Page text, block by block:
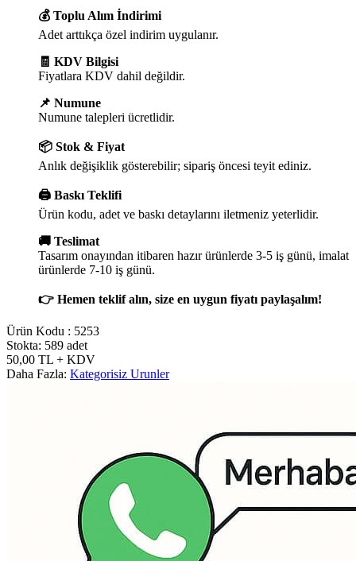
💰 Toplu Alım İndirimi
Adet arttıkça özel indirim uygulanır.
🧾 KDV Bilgisi
Fiyatlara KDV dahil değildir.
📌 Numune
Numune talepleri ücretlidir.
📦 Stok & Fiyat
Anlık değişiklik gösterebilir; sipariş öncesi teyit ediniz.
🖨️ Baskı Teklifi
Ürün kodu, adet ve baskı detaylarını iletmeniz yeterlidir.
🚚 Teslimat
Tasarım onayından itibaren hazır ürünlerde 3-5 iş günü, imalat
ürünlerde 7-10 iş günü.
👉 Hemen teklif alın, size en uygun fiyatı paylaşalım!
Ürün Kodu : 5253
Stokta: 589 adet
50,00 TL + KDV
Daha Fazla: Kategorisiz Urunler